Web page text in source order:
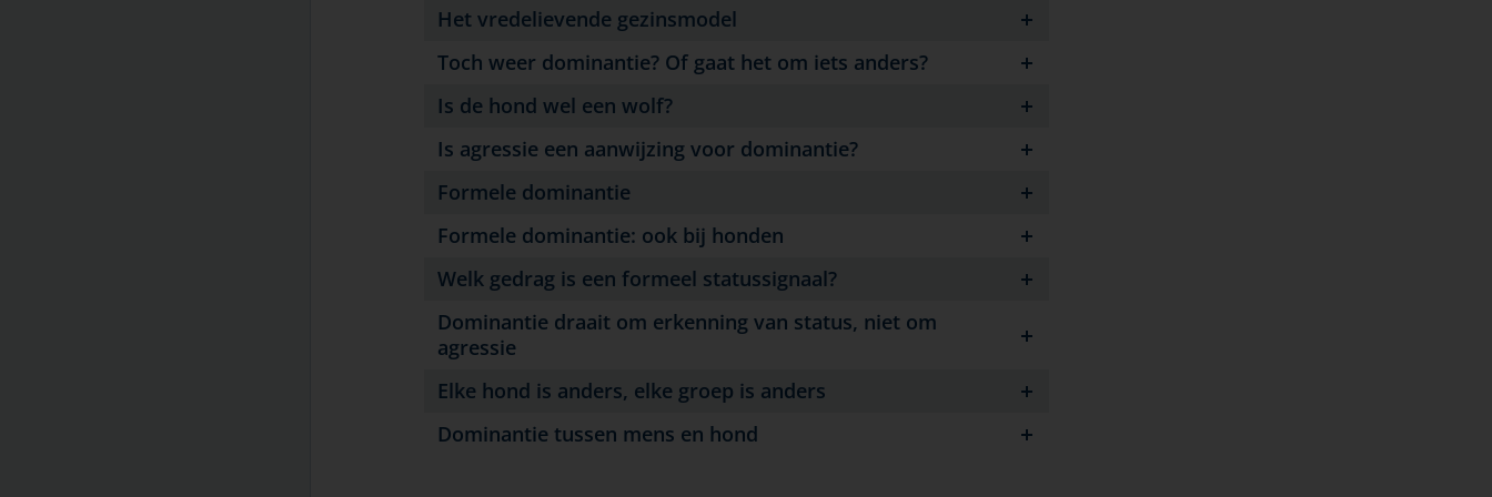
Het vredelievende gezinsmodel
Toch weer dominantie? Of gaat het om iets anders?
Is de hond wel een wolf?
Is agressie een aanwijzing voor dominantie?
Formele dominantie
Formele dominantie: ook bij honden
Welk gedrag is een formeel statussignaal?
Dominantie draait om erkenning van status, niet om
agressie
Elke hond is anders, elke groep is anders
Dominantie tussen mens en hond